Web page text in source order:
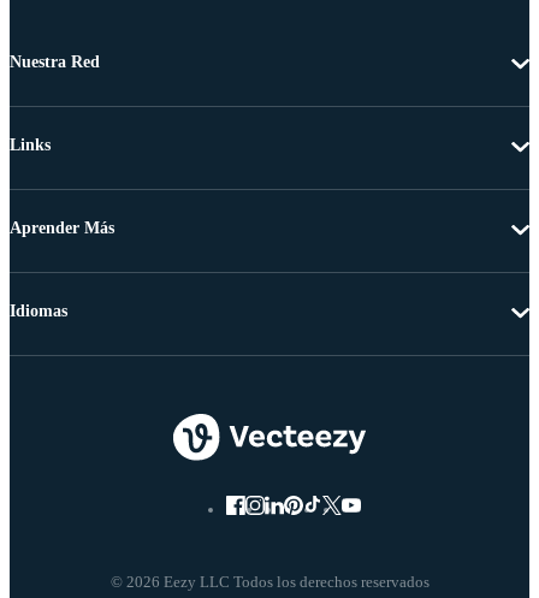
Nuestra Red
Links
Aprender Más
© 2026 Eezy LLC Todos los derechos reservados
Idiomas